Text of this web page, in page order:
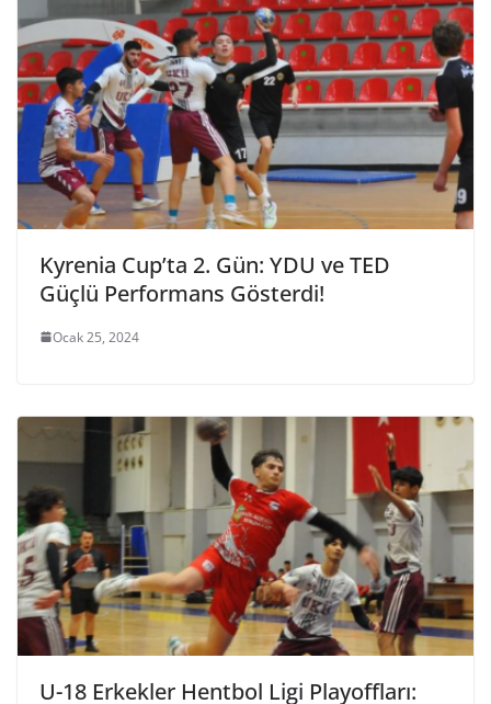
Kyrenia Cup’ta 2. Gün: YDU ve TED
Güçlü Performans Gösterdi!
Ocak 25, 2024
U-18 Erkekler Hentbol Ligi Playoffları: